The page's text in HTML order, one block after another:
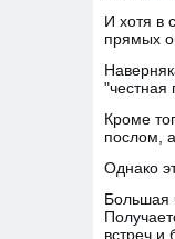
И хотя в
прямых
"честная
Кроме
послом,
Однако
Большая
встреч и